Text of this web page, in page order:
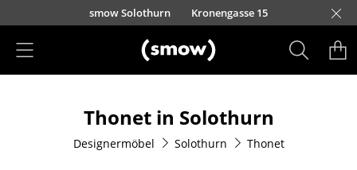
Direkt zum Inhaltsmow Solothurn Kronengasse 15
Esszimmerstühle
Thonet in Solothurn
Designermöbel Solothurn Thonet